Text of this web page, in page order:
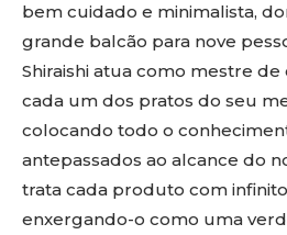
bem cuidado e minimalista,
grande balcão para nove
Shiraishi atua como mestre
cada um dos pratos do seu
colocando todo o
antepassados ao alcance do
trata cada produto com
enxergando-o como uma